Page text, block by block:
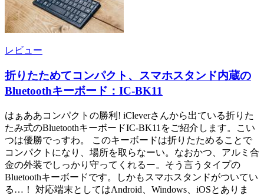
レビュー
折りたためてコンパクト、スマホスタンド内蔵の
Bluetoothキーボード：IC-BK11
はぁああコンパクトの勝利! iCleverさんから出ている折りた
たみ式のBluetoothキーボードIC-BK11をご紹介します。こい
つは優勝でっすわ。 このキーボードは折りたためることで
コンパクトになり、場所を取らなーい。なおかつ、アルミ合
金の外装でしっかり守ってくれるー。そう言うタイプの
Bluetoothキーボードです。しかもスマホスタンドがついてい
る…！ 対応端末としてはAndroid、Windows、iOSとありま